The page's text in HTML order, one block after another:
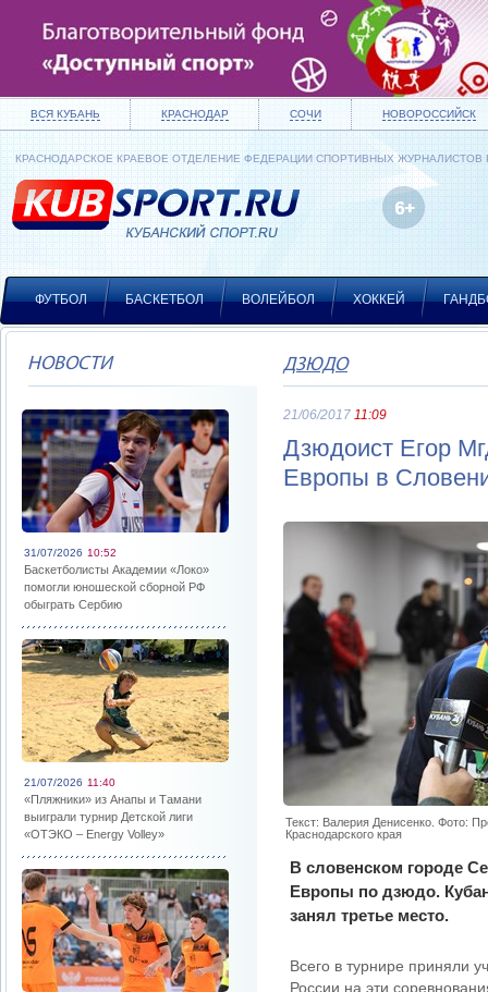
ВСЯ КУБАНЬ КРАСНОДАР СОЧИ НОВОРОССИЙСК
КРАСНОДАРСКОЕ КРАЕВОЕ ОТДЕЛЕНИЕ ФЕДЕРАЦИИ СПОРТИВНЫХ ЖУРНАЛИСТОВ
ФУТБОЛ БАСКЕТБОЛ ВОЛЕЙБОЛ ХОККЕЙ
НОВОСТИ
31/07/2026 10:52
Баскетболисты Академии «Локо»
помогли юношеской сборной РФ
обыграть Сербию
21/07/2026 11:40
«Пляжники» из Анапы и Тамани
выиграли турнир Детской лиги
«ОТЭКО – Energy Volley»
ДЗЮДО
21/06/2017 11:09
Дзюдоист Егор
Европы в
Текст: Валерия Денисенко. Фото:
Краснодарского края
В словенском городе
Европы по дзюдо.
занял третье место.
Всего в турнире приняли
России на эти